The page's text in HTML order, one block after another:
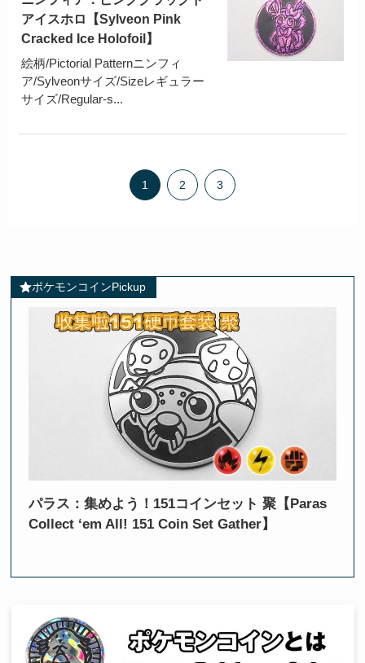
アイスホロ【Sylveon Pink
Cracked Ice Holofoil】
絵柄/Pictorial Patternニンフィ
ア/Sylveonサイズ/Sizeレギュラー
サイズ/Regular-s...
1 2 3
ポケモンコインPickup
パラス：集めよう！151コインセット 聚【Paras
Collect ‘em All! 151 Coin Set Gather】